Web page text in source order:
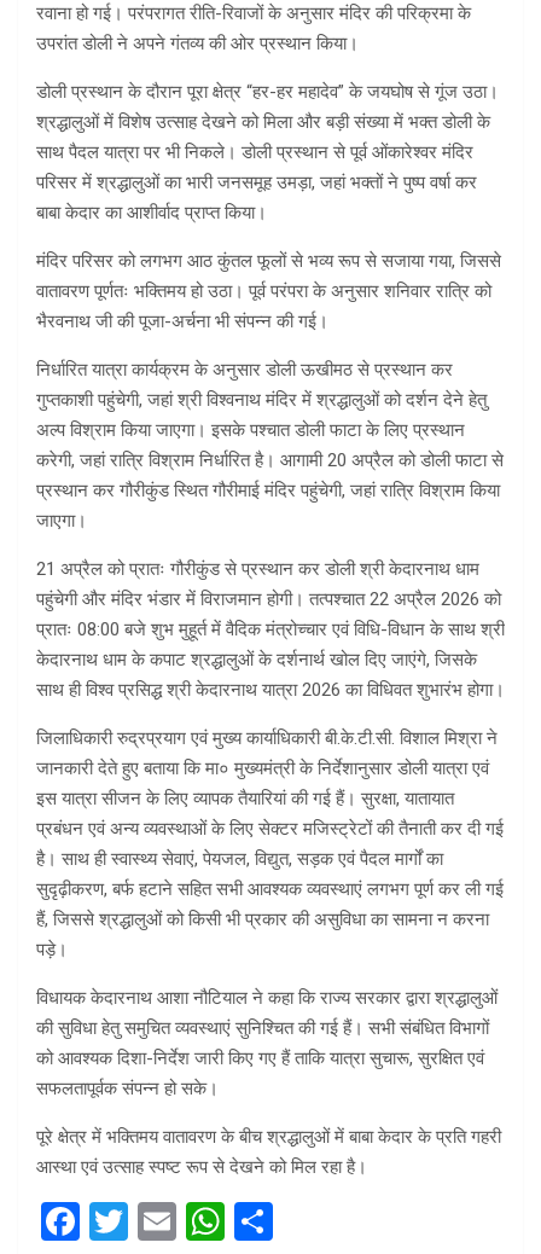
रवाना हो गई। परंपरागत रीति-रिवाजों के अनुसार मंदिर की परिक्रमा के
उपरांत डोली ने अपने गंतव्य की ओर प्रस्थान किया।
डोली प्रस्थान के दौरान पूरा क्षेत्र “हर-हर महादेव” के जयघोष से गूंज उठा।
श्रद्धालुओं में विशेष उत्साह देखने को मिला और बड़ी संख्या में भक्त डोली के
साथ पैदल यात्रा पर भी निकले। डोली प्रस्थान से पूर्व ओंकारेश्वर मंदिर
परिसर में श्रद्धालुओं का भारी जनसमूह उमड़ा, जहां भक्तों ने पुष्प वर्षा कर
बाबा केदार का आशीर्वाद प्राप्त किया।
मंदिर परिसर को लगभग आठ कुंतल फूलों से भव्य रूप से सजाया गया, जिससे
वातावरण पूर्णतः भक्तिमय हो उठा। पूर्व परंपरा के अनुसार शनिवार रात्रि को
भैरवनाथ जी की पूजा-अर्चना भी संपन्न की गई।
निर्धारित यात्रा कार्यक्रम के अनुसार डोली ऊखीमठ से प्रस्थान कर
गुप्तकाशी पहुंचेगी, जहां श्री विश्वनाथ मंदिर में श्रद्धालुओं को दर्शन देने हेतु
अल्प विश्राम किया जाएगा। इसके पश्चात डोली फाटा के लिए प्रस्थान
करेगी, जहां रात्रि विश्राम निर्धारित है। आगामी 20 अप्रैल को डोली फाटा से
प्रस्थान कर गौरीकुंड स्थित गौरीमाई मंदिर पहुंचेगी, जहां रात्रि विश्राम किया
जाएगा।
21 अप्रैल को प्रातः गौरीकुंड से प्रस्थान कर डोली श्री केदारनाथ धाम
पहुंचेगी और मंदिर भंडार में विराजमान होगी। तत्पश्चात 22 अप्रैल 2026 को
प्रातः 08:00 बजे शुभ मुहूर्त में वैदिक मंत्रोच्चार एवं विधि-विधान के साथ श्री
केदारनाथ धाम के कपाट श्रद्धालुओं के दर्शनार्थ खोल दिए जाएंगे, जिसके
साथ ही विश्व प्रसिद्ध श्री केदारनाथ यात्रा 2026 का विधिवत शुभारंभ होगा।
जिलाधिकारी रुद्रप्रयाग एवं मुख्य कार्याधिकारी बी.के.टी.सी. विशाल मिश्रा ने
जानकारी देते हुए बताया कि मा० मुख्यमंत्री के निर्देशानुसार डोली यात्रा एवं
इस यात्रा सीजन के लिए व्यापक तैयारियां की गई हैं। सुरक्षा, यातायात
प्रबंधन एवं अन्य व्यवस्थाओं के लिए सेक्टर मजिस्ट्रेटों की तैनाती कर दी गई
है। साथ ही स्वास्थ्य सेवाएं, पेयजल, विद्युत, सड़क एवं पैदल मार्गों का
सुदृढ़ीकरण, बर्फ हटाने सहित सभी आवश्यक व्यवस्थाएं लगभग पूर्ण कर ली गई
हैं, जिससे श्रद्धालुओं को किसी भी प्रकार की असुविधा का सामना न करना
पड़े।
विधायक केदारनाथ आशा नौटियाल ने कहा कि राज्य सरकार द्वारा श्रद्धालुओं
की सुविधा हेतु समुचित व्यवस्थाएं सुनिश्चित की गई हैं। सभी संबंधित विभागों
को आवश्यक दिशा-निर्देश जारी किए गए हैं ताकि यात्रा सुचारू, सुरक्षित एवं
सफलतापूर्वक संपन्न हो सके।
पूरे क्षेत्र में भक्तिमय वातावरण के बीच श्रद्धालुओं में बाबा केदार के प्रति गहरी
आस्था एवं उत्साह स्पष्ट रूप से देखने को मिल रहा है।
F
T
E
W